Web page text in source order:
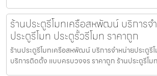
ร้านประตูรีโมทเครือสหพัฒน์ บริการจ
ประตูรีโมท ประตูรั้วรีโมท ราคาถูก
ร้านประตูรีโมทเครือสหพัฒน์ บริการจำหน่ายประตูรีโ
บริการติดตั้ง แบบครบวงจร ราคาถูก ร้านประตูรีโม